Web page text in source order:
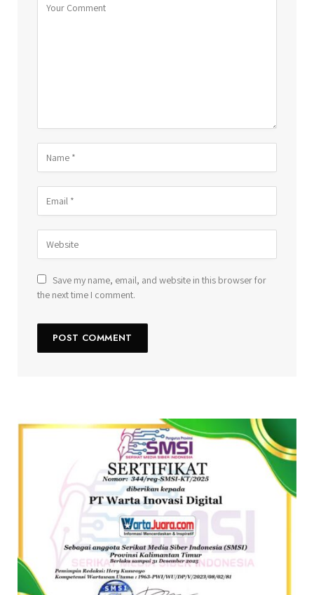
Save my name, email, and website in this browser for
the next time I comment.